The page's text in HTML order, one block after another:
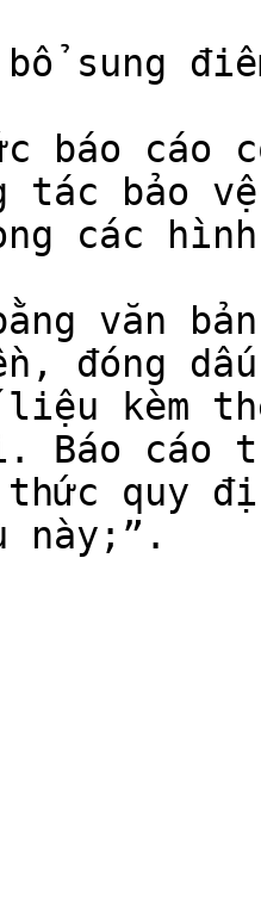
sung
báo cáo
tác bảo
các
văn
đóng
kèm
Báo cáo
thức quy